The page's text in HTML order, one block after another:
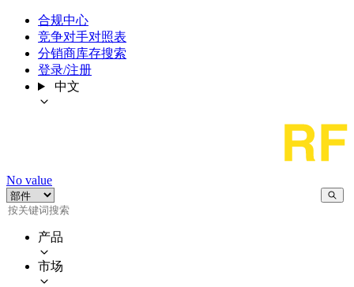
合规中心
竞争对手对照表
分销商库存搜索
登录/注册
中文
No value
产品
市场